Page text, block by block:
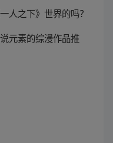
人之下》世界的吗？
元素的综漫作品推